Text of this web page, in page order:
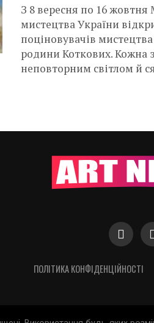
З 8 вересня по 16 жовтня
мистецтва України
поціновувачів
родини Коткових. Кожна
неповторним світлом й
ПОЛІТИКА КОНФІДЕНЦІЙНОСТІ